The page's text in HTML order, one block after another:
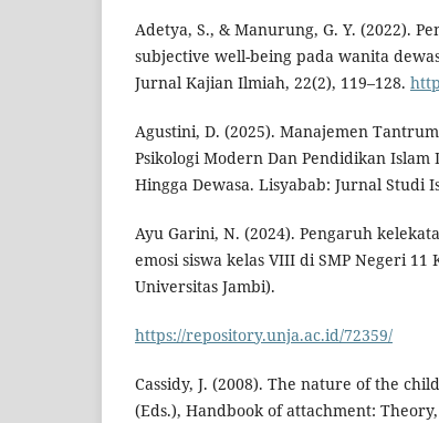
Adetya, S., & Manurung, G. Y. (2022).
subjective well-being pada wanita
Jurnal Kajian Ilmiah, 22(2), 119–128.
Agustini, D. (2025). Manajemen
Psikologi Modern Dan Pendidikan Islam
Hingga Dewasa. Lisyabab: Jurnal Studi
Ayu Garini, N. (2024). Pengaruh
emosi siswa kelas VIII di SMP Negeri
Universitas Jambi).
https://repository.unja.ac.id/72359/
Cassidy, J. (2008). The nature of the
(Eds.), Handbook of attachment: